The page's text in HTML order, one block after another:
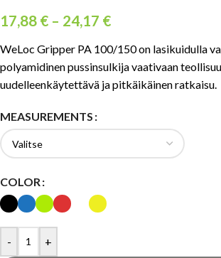
17,88 € – 24,17 €
WeLoc Gripper PA 100/150 on lasikuidulla
polyamidinen pussinsulkija vaativaan
uudelleenkäytettävä ja pitkäikäinen ratkaisu.
MEASUREMENTS
COLOR
- +